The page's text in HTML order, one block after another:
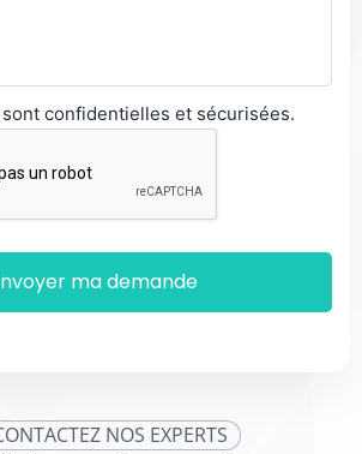
NOS EXPERTS
confidentielles et sécurisées.